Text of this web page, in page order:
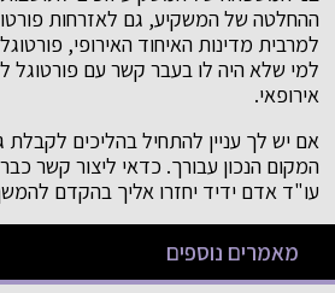
ההחלטה של המשקיע, גם לאזרחות
למרבית מדינות האיחוד האירופי,
למי שלא היה לו בעבר קשר עם פורטוגל
אירופאי.
אם יש לך עניין להתחיל בהליכים לקבלת
המקום הנכון עבורך. כדאי ליצור קשר
עו"ד אדם ידיד יחזרו אליך בהקדם
מאמרים נוספים